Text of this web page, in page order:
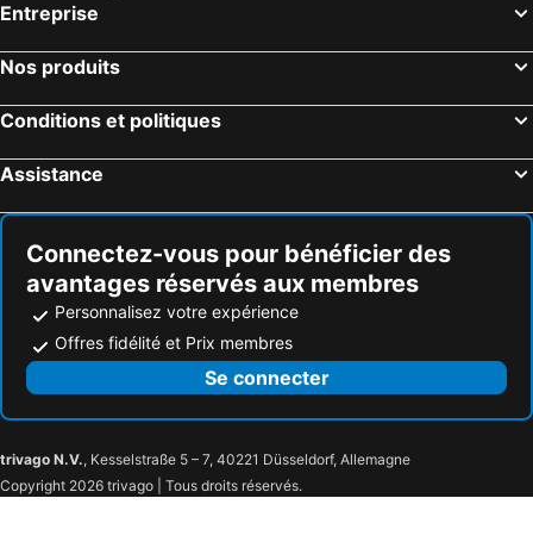
Entreprise
Nos produits
Conditions et politiques
Assistance
Connectez-vous pour bénéficier des
avantages réservés aux membres
Personnalisez votre expérience
Offres fidélité et Prix membres
Se connecter
trivago N.V., Kesselstraße 5 – 7, 40221 Düsseldorf, Allemagne
Copyright 2026 trivago | Tous droits réservés.